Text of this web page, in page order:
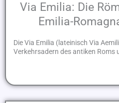
Via Emilia: Die
Emilia-
Die Via Emilia (lateinisch Via
Verkehrsadern des antiken Roms